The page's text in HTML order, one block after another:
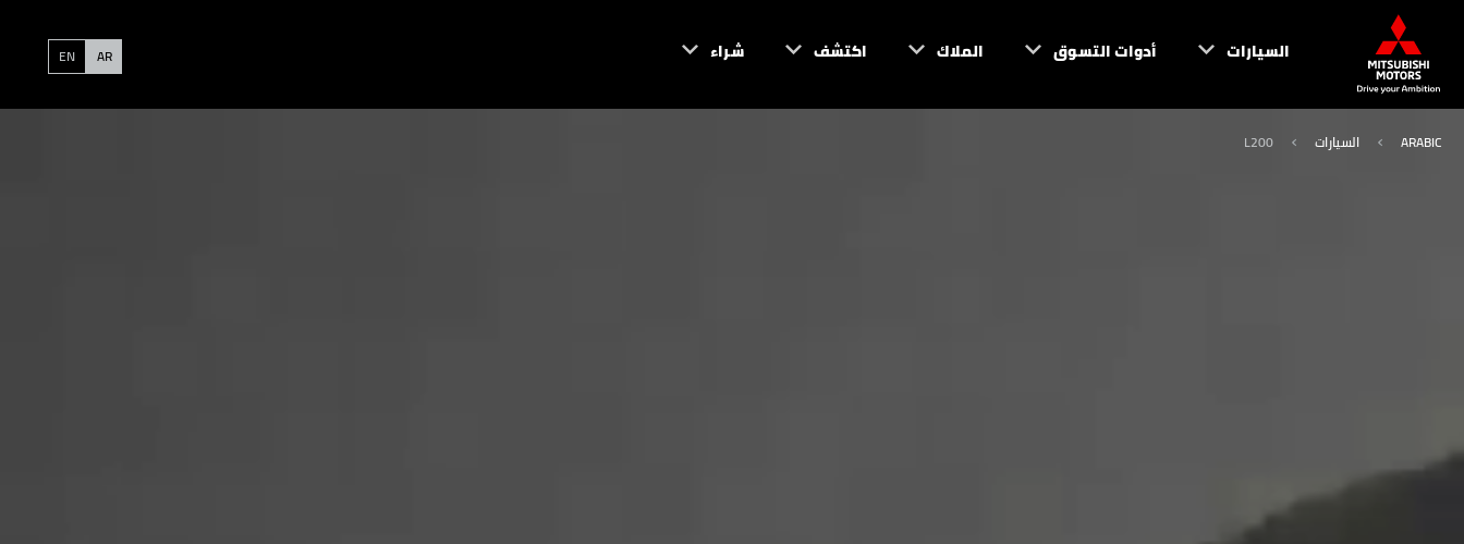
السيارات أدوات التسوق الملاك اكتشف شراء AR
EN
ARABIC السيارات L200